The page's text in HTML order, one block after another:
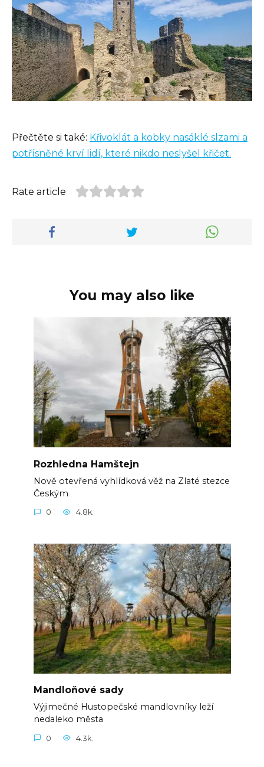
Přečtěte si také: Křivoklát a kobky nasáklé slzami a
potřísněné krví lidí, které nikdo neslyšel křičet.
Rate article
You may also like
Rozhledna Hamštejn
Nově otevřená vyhlídková věž na Zlaté stezce
Českým
0 4.8k.
Mandloňové sady
Výjimečné Hustopečské mandlovníky leží
nedaleko města
0 4.3k.